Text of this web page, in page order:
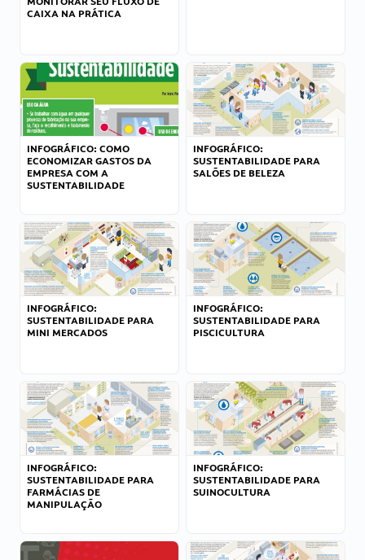
CAIXA NA PRÁTICA
INFOGRÁFICO: COMO
ECONOMIZAR GASTOS DA
EMPRESA COM A
SUSTENTABILIDADE
INFOGRÁFICO:
SUSTENTABILIDADE PARA
SALÕES DE BELEZA
INFOGRÁFICO:
SUSTENTABILIDADE PARA
MINI MERCADOS
INFOGRÁFICO:
SUSTENTABILIDADE PARA
PISCICULTURA
INFOGRÁFICO:
SUSTENTABILIDADE PARA
FARMÁCIAS DE
MANIPULAÇÃO
INFOGRÁFICO:
SUSTENTABILIDADE PARA
SUINOCULTURA